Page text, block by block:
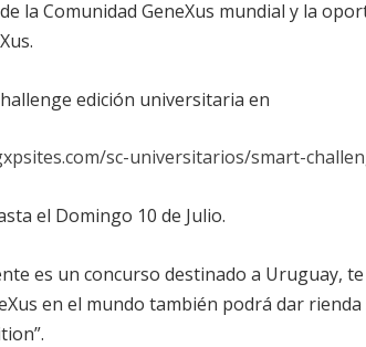
la Comunidad GeneXus mundial y la
edición universitaria en
sc-universitarios/smart-
el Domingo 10 de Julio.
es un concurso destinado a Uruguay,
en el mundo también podrá dar